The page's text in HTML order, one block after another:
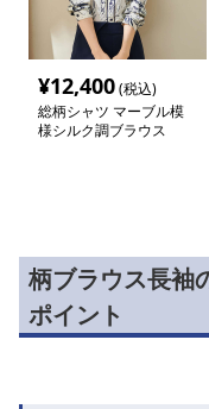
¥12,400(税込)
総柄シャツ マーブル模
様シルク調ブラウス
柄ブラウス長袖
ポイント